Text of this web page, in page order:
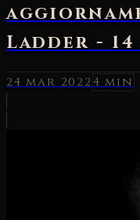
Ladder -
24 mar 20224 min